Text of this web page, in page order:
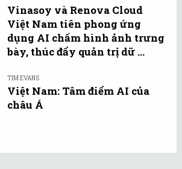
Vinasoy và Renova Cloud
Việt Nam tiên phong ứng
dụng AI chấm hình ảnh trưng
bày, thúc đẩy quản trị dữ ...
TIM EVANS
Việt Nam: Tâm điểm AI của
châu Á